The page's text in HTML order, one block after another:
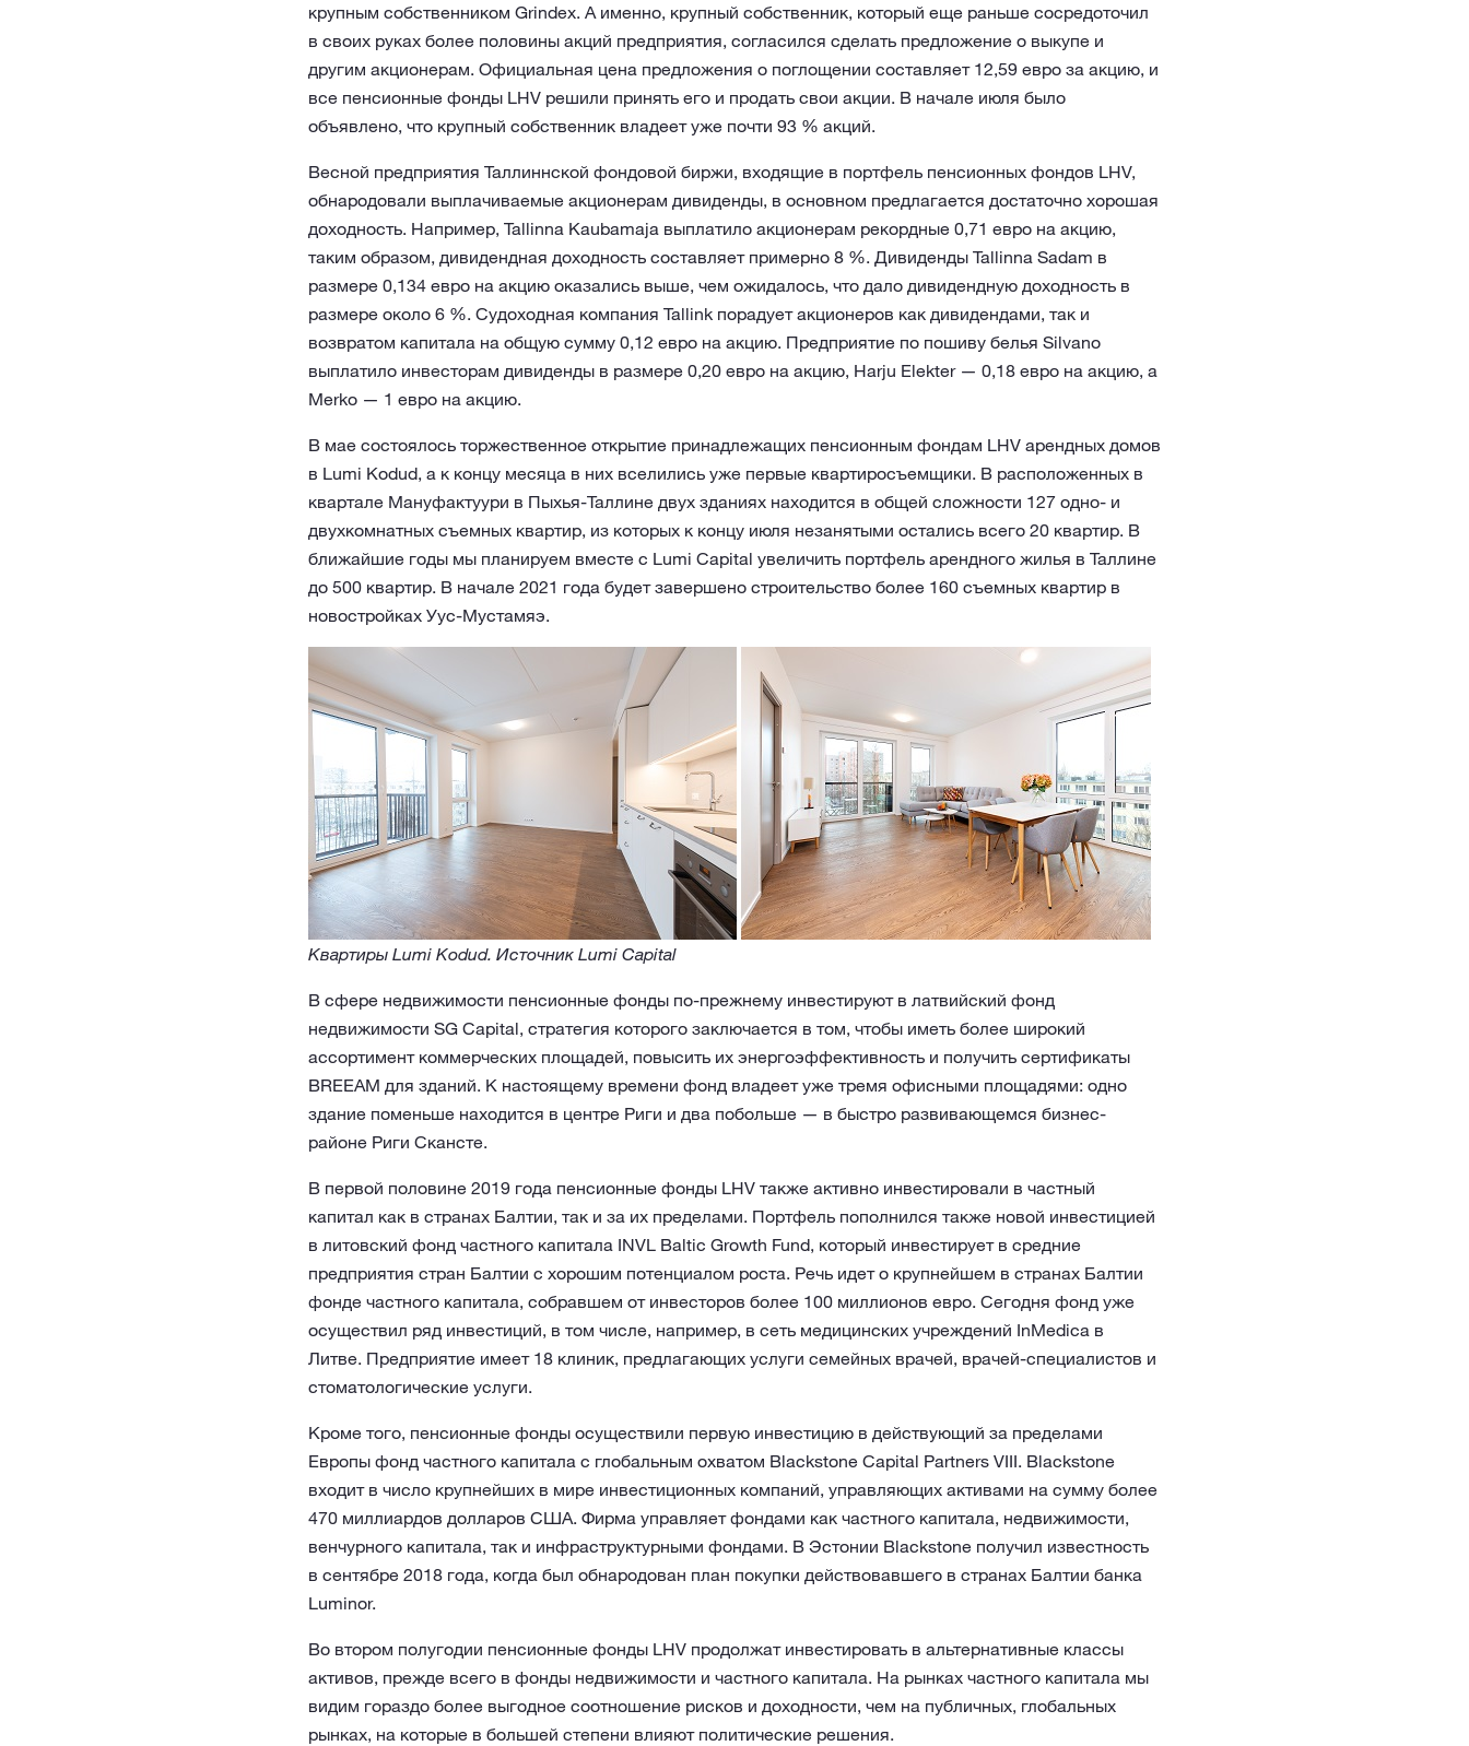
крупным собственником Grindex. А именно, крупный собственник, который еще раньше сосредоточил
в своих руках более половины акций предприятия, согласился сделать предложение о выкупе и
другим акционерам. Официальная цена предложения о поглощении составляет 12,59 евро за акцию, и
все пенсионные фонды LHV решили принять его и продать свои акции. В начале июля было
объявлено, что крупный собственник владеет уже почти 93 % акций.
Весной предприятия Таллиннской фондовой биржи, входящие в портфель пенсионных фондов LHV,
обнародовали выплачиваемые акционерам дивиденды, в основном предлагается достаточно хорошая
доходность. Например, Tallinna Kaubamaja выплатило акционерам рекордные 0,71 евро на акцию,
таким образом, дивидендная доходность составляет примерно 8 %. Дивиденды Tallinna Sadam в
размере 0,134 евро на акцию оказались выше, чем ожидалось, что дало дивидендную доходность в
размере около 6 %. Судоходная компания Tallink порадует акционеров как дивидендами, так и
возвратом капитала на общую сумму 0,12 евро на акцию. Предприятие по пошиву белья Silvano
выплатило инвесторам дивиденды в размере 0,20 евро на акцию, Harju Elekter — 0,18 евро на акцию, а
Merko — 1 евро на акцию.
В мае состоялось торжественное открытие принадлежащих пенсионным фондам LHV арендных домов
в Lumi Kodud, а к концу месяца в них вселились уже первые квартиросъемщики. В расположенных в
квартале Мануфактуури в Пыхья-Таллине двух зданиях находится в общей сложности 127 одно- и
двухкомнатных съемных квартир, из которых к концу июля незанятыми остались всего 20 квартир. В
ближайшие годы мы планируем вместе с Lumi Capital увеличить портфель арендного жилья в Таллине
до 500 квартир. В начале 2021 года будет завершено строительство более 160 съемных квартир в
новостройках Уус-Мустамяэ.
Квартиры Lumi Kodud. Источник Lumi Capital
В сфере недвижимости пенсионные фонды по-прежнему инвестируют в латвийский фонд
недвижимости SG Capital, стратегия которого заключается в том, чтобы иметь более широкий
ассортимент коммерческих площадей, повысить их энергоэффективность и получить сертификаты
BREEAM для зданий. К настоящему времени фонд владеет уже тремя офисными площадями: одно
здание поменьше находится в центре Риги и два побольше — в быстро развивающемся бизнес-
районе Риги Скансте.
В первой половине 2019 года пенсионные фонды LHV также активно инвестировали в частный
капитал как в странах Балтии, так и за их пределами. Портфель пополнился также новой инвестицией
в литовский фонд частного капитала INVL Baltic Growth Fund, который инвестирует в средние
предприятия стран Балтии с хорошим потенциалом роста. Речь идет о крупнейшем в странах Балтии
фонде частного капитала, собравшем от инвесторов более 100 миллионов евро. Сегодня фонд уже
осуществил ряд инвестиций, в том числе, например, в сеть медицинских учреждений InMedica в
Литве. Предприятие имеет 18 клиник, предлагающих услуги семейных врачей, врачей-специалистов и
стоматологические услуги.
Кроме того, пенсионные фонды осуществили первую инвестицию в действующий за пределами
Европы фонд частного капитала с глобальным охватом Blackstone Capital Partners VIII. Blackstone
входит в число крупнейших в мире инвестиционных компаний, управляющих активами на сумму более
470 миллиардов долларов США. Фирма управляет фондами как частного капитала, недвижимости,
венчурного капитала, так и инфраструктурными фондами. В Эстонии Blackstone получил известность
в сентябре 2018 года, когда был обнародован план покупки действовавшего в странах Балтии банка
Luminor.
Во втором полугодии пенсионные фонды LHV продолжат инвестировать в альтернативные классы
активов, прежде всего в фонды недвижимости и частного капитала. На рынках частного капитала мы
видим гораздо более выгодное соотношение рисков и доходности, чем на публичных, глобальных
рынках, на которые в большей степени влияют политические решения.